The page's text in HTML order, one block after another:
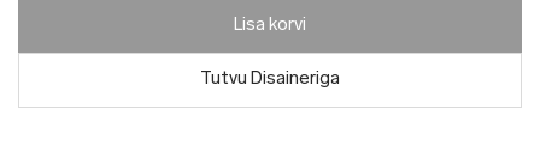
Lisa korvi
Tutvu Disaineriga